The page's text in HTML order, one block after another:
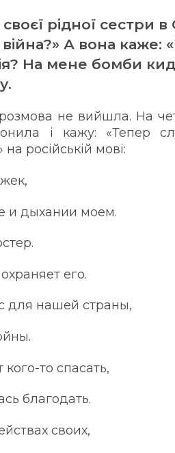
рідної сестри в
А вона каже:
На мене бомби
не вийшла. На
і кажу: «Тепер
російській мові:
и дыхании моем.
его.
для нашей страны,
то спасать,
благодать.
своих,